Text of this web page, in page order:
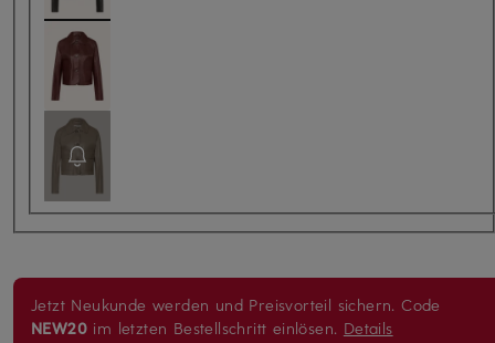
Jetzt Neukunde werden und Preisvorteil sichern. Code
NEW20 im letzten Bestellschritt einlösen. Details